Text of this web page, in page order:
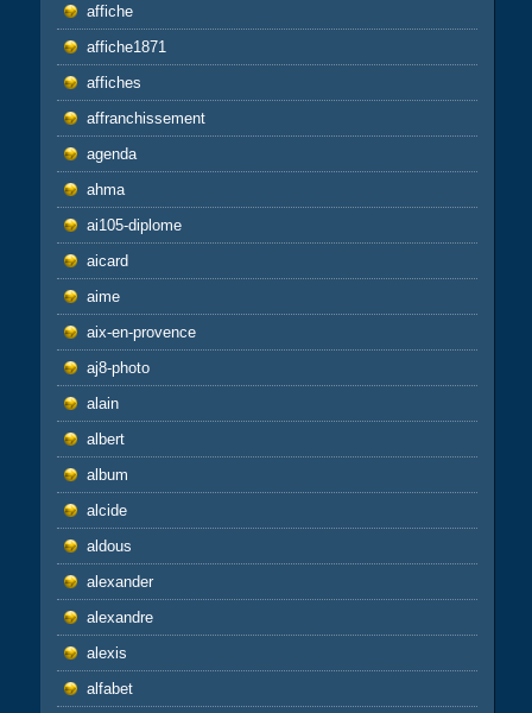
affiche
affiche1871
affiches
affranchissement
agenda
ahma
ai105-diplome
aicard
aime
aix-en-provence
aj8-photo
alain
albert
album
alcide
aldous
alexander
alexandre
alexis
alfabet